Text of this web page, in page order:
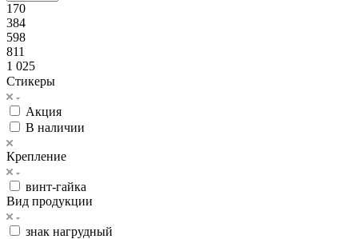
170
384
598
811
1 025
Стикеры
Акция
В наличии
Крепление
винт-гайка
Вид продукции
знак нагрудный